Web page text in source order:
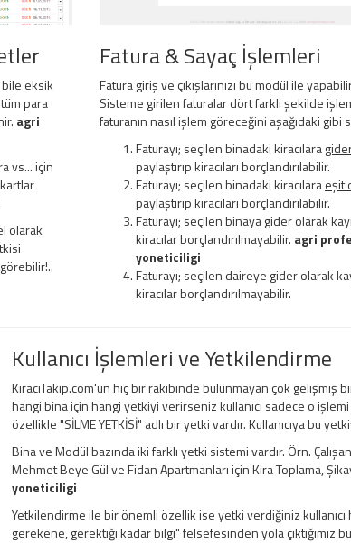
eksik
para
agri
vs... için
olarak
Fatura & Sayaç İşlemleri
Fatura giriş ve çıkışlarınızı bu modül ile
Sisteme girilen faturalar dört farklı şekilde
faturanın nasıl işlem göreceğini aşağıdaki gibi
Faturayı; seçilen binadaki kiracılara
paylaştırıp kiracıları borçlandırılabilir.
Faturayı; seçilen binadaki kiracılaraeşit
paylaştırıpkiracıları borçlandırılabilir.
Faturayı; seçilen binaya gider olarak
kiracılar borçlandırılmayabilir. agri
yoneticiligi
Faturayı; seçilen daireye gider olarak
kiracılar borçlandırılmayabilir.
Kullanıcı İşlemleri ve Yetkilendirme
KiracıTakip.com'un hiç bir rakibinde bulunmayan çok gelişmiş
hangi bina için hangi yetkiyi verirseniz kullanıcı sadece o
özellikle "SİLME YETKİSİ" adlı bir yetki vardır. Kullanıcıya bu
Bina ve Modül bazında iki farklı yetki sistemi vardır. Örn.
Mehmet Beye Gül ve Fidan Apartmanları için Kira Toplama,
yoneticiligi
Yetkilendirme ile bir önemli özellik ise yetki verdiğiniz
gerekene, gerektiği kadar bilgi"felsefesinden yola çıktığımız